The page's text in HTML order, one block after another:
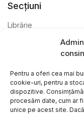
Pentru a oferi cea mai
cookie-uri, pentru a
dispozitive.
procesăm date, cum ar
unice pe acest site.
Secțiuni
Librărie